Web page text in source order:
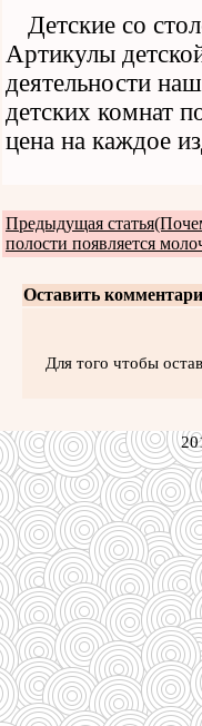
Детские со
Артикулы
деятельности
детских комнат
цена на каждое
Предыдущая
полости появляется
Оставить
Для того чтобы